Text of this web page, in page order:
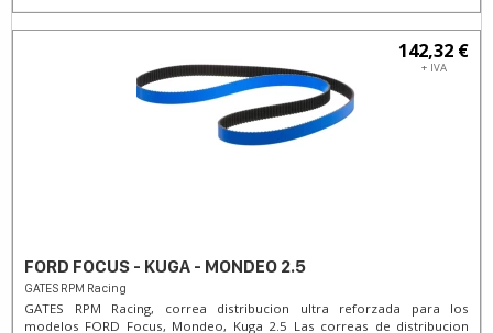
142,32 €
+ IVA
FORD FOCUS - KUGA - MONDEO 2.5
GATES RPM Racing
GATES RPM Racing, correa distribucion ultra reforzada para los
modelos FORD Focus, Mondeo, Kuga 2.5 Las correas de distribucion